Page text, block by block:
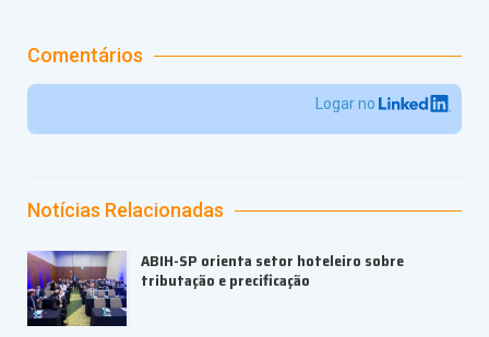
Comentários
Logar no
Notícias Relacionadas
ABIH-SP orienta setor hoteleiro sobre
tributação e precificação